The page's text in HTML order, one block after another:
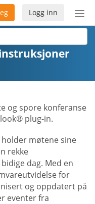
Bytt
Logg inn
og spore konferanse
plug-in.
møtene sine
rekke
dag. Med en
for
og oppdatert på
eventer fra